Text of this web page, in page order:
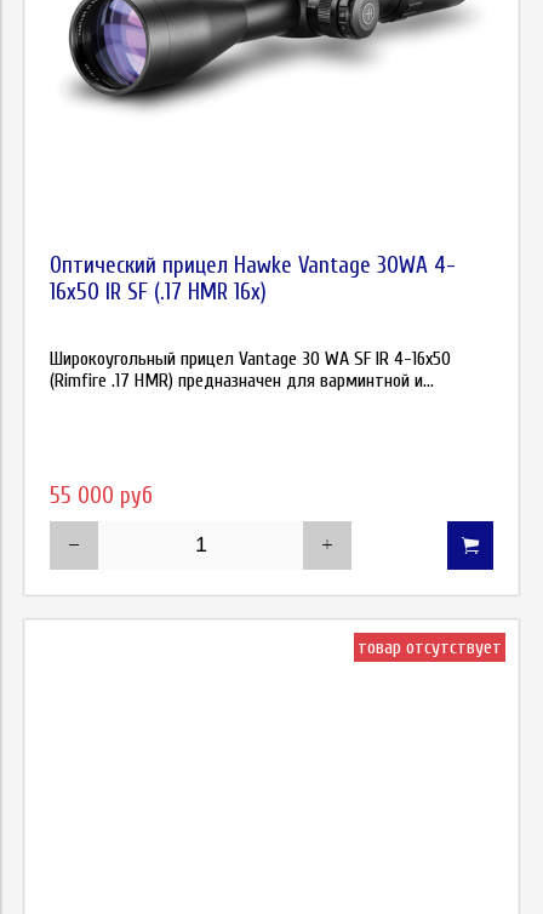
Оптический прицел Hawke Vantage 30WA 4-
16х50 IR SF (.17 HMR 16x)
Широкоугольный прицел Vantage 30 WA SF IR 4-16x50
(Rimfire .17 HMR) предназначен для варминтной и...
55 000 руб
товар отсутствует